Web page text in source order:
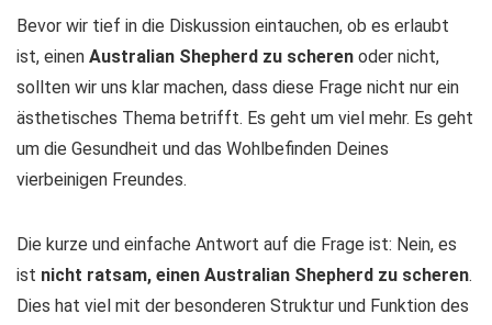
Bevor wir tief in die Diskussion eintauchen, ob es erlaubt
ist, einen Australian Shepherd zu scheren oder nicht,
sollten wir uns klar machen, dass diese Frage nicht nur ein
ästhetisches Thema betrifft. Es geht um viel mehr. Es geht
um die Gesundheit und das Wohlbefinden Deines
vierbeinigen Freundes.
Die kurze und einfache Antwort auf die Frage ist: Nein, es
ist nicht ratsam, einen Australian Shepherd zu scheren.
Dies hat viel mit der besonderen Struktur und Funktion des